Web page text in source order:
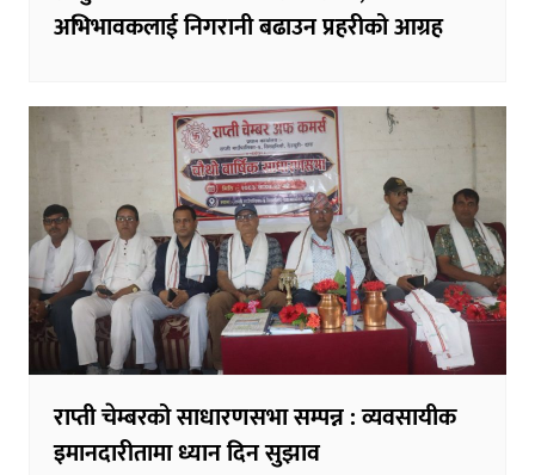
अभिभावकलाई निगरानी बढाउन प्रहरीको आग्रह
राप्ती चेम्बरको साधारणसभा सम्पन्न : व्यवसायीक
इमानदारीतामा ध्यान दिन सुझाव